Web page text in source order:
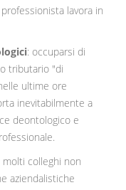
professionista lavora in
: occuparsi di
tributario "di
ultime ore
inevitabilmente a
deontologico e
molti colleghi non
aziendalistiche